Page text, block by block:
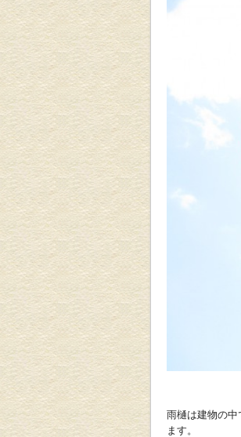
雨樋は建物の中
ます。